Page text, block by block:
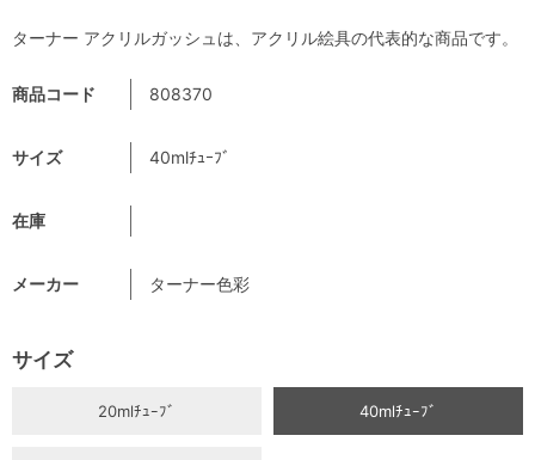
商品コード 808370
サイズ 40mlﾁｭｰﾌﾞ
在庫
メーカー ターナー色彩
サイズ
20mlﾁｭｰﾌﾞ 40mlﾁｭｰﾌﾞ
ターナー アクリルガッシュは、アクリル絵具の代表的な商品です。